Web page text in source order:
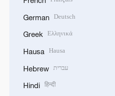
German Deutsch
Greek Ελληνικά
Hausa Hausa
Hebrew עברית
Hindi हिन्दी